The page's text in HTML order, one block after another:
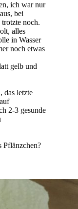
ich war nur
bei
noch.
alles
in Wasser
noch etwas
gelb und
das letzte
2-3 gesunde
Pflänzchen?